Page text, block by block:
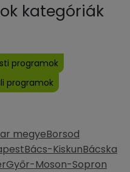
kategóriák
programok
programok
megyeBorsod
Bács-KiskunBácska
Győr-Moson-Sopron